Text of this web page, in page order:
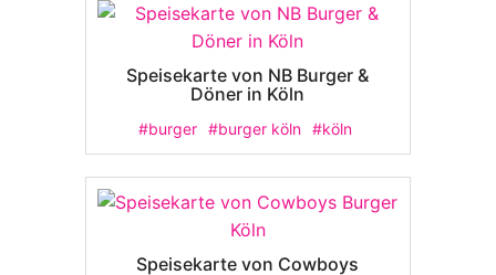
Speisekarte von NB Burger &
Döner in Köln
#burger #burger köln #köln
Speisekarte von Cowboys